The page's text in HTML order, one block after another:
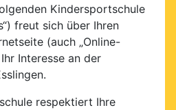
Kindersportschule
freut sich über Ihren
(auch „Online-
Interesse an der
respektiert Ihre